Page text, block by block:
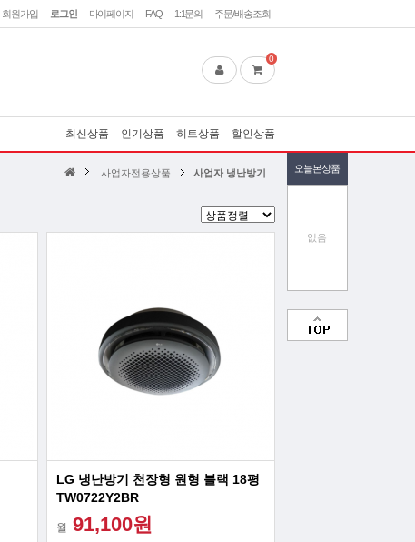
회원가입 로그인 마이페이지 FAQ 1:1문의 주문/배송조회
0
최신상품 인기상품 히트상품 할인상품
오늘본상품
없음
사업자전용상품 사업자 냉난방기
LG 냉난방기 천장형 원형 블랙 18평
TW0722Y2BR
월 91,100원